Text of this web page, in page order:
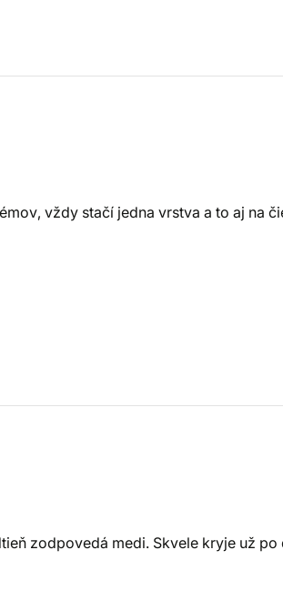
vždy stačí jedna vrstva a to aj na
zodpovedá medi. Skvele kryje už